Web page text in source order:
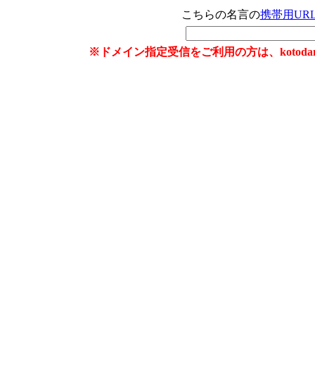
こちらの名言の携帯用
※ドメイン指定受信をご利用の方は、